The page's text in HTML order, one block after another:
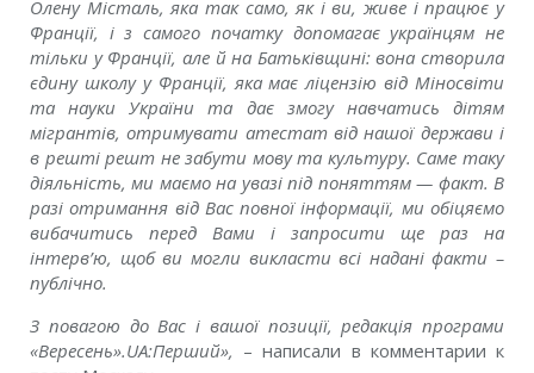
Олену Місталь, яка так само, як і ви, живе і працює у
Франції, і з самого початку допомагає українцям не
тільки у Франції, але й на Батьківщині: вона створила
єдину школу у Франції, яка має ліцензію від Міносвіти
та науки України та дає змогу навчатись дітям
мігрантів, отримувати атестат від нашої держави і
в решті решт не забути мову та культуру. Саме таку
діяльність, ми маємо на увазі під поняттям — факт. В
разі отримання від Вас повної інформації, ми обіцяємо
вибачитись перед Вами і запросити ще раз на
інтерв’ю, щоб ви могли викласти всі надані факти –
публічно.
З повагою до Вас і вашої позиції, редакція програми
«Вересень».UA:Перший», – написали в комментарии к